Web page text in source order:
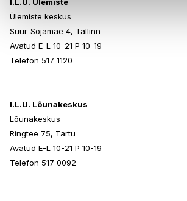
Ülemiste keskus
Suur-Sõjamäe 4, Tallinn
Avatud E-L 10-21 P 10-19
Telefon 517 1120
I.L.U. Lõunakeskus
Lõunakeskus
Ringtee 75, Tartu
Avatud E-L 10-21 P 10-19
Telefon 517 0092